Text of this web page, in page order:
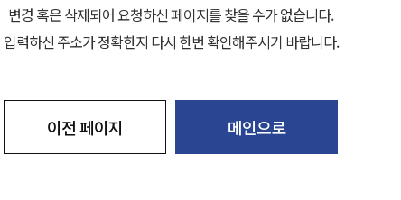
변경 혹은 삭제되어 요청하신 페이지를 찾을 수가 없습니다.
입력하신 주소가 정확한지 다시 한번 확인해주시기 바랍니다.
이전 페이지 메인으로